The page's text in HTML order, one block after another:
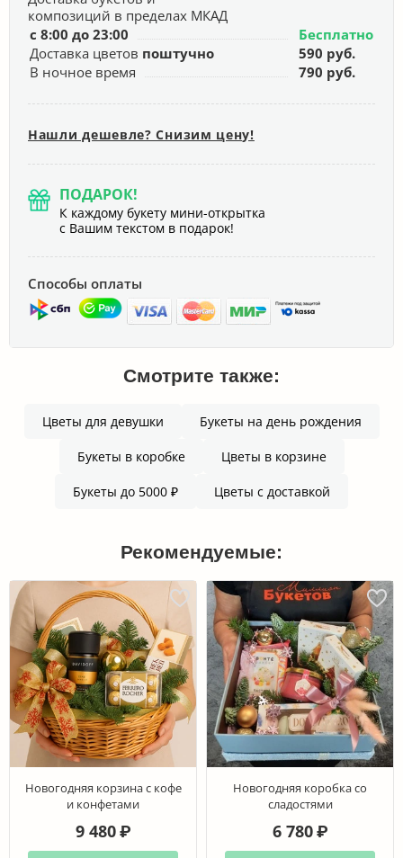
композиций в пределах МКАД
с 8:00 до 23:00
Бесплатно
Доставка цветов поштучно
590 руб.
В ночное время
790 руб.
Нашли дешевле? Снизим цену!
ПОДАРОК!
К каждому букету мини-открытка
с Вашим текстом в подарок!
Способы оплаты
Смотрите также:
Цветы для девушки Букеты на день рождения
Букеты в коробке Цветы в корзине
Букеты до 5000 ₽ Цветы с доставкой
Рекомендуемые:
Новогодняя корзина с кофе
и конфетами
9 480 ₽
Новогодняя коробка со
сладостями
6 780 ₽